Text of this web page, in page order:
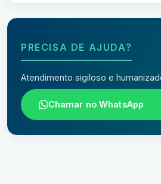
PRECISA DE AJUDA?
Atendimento sigiloso e
Chamar no WhatsApp